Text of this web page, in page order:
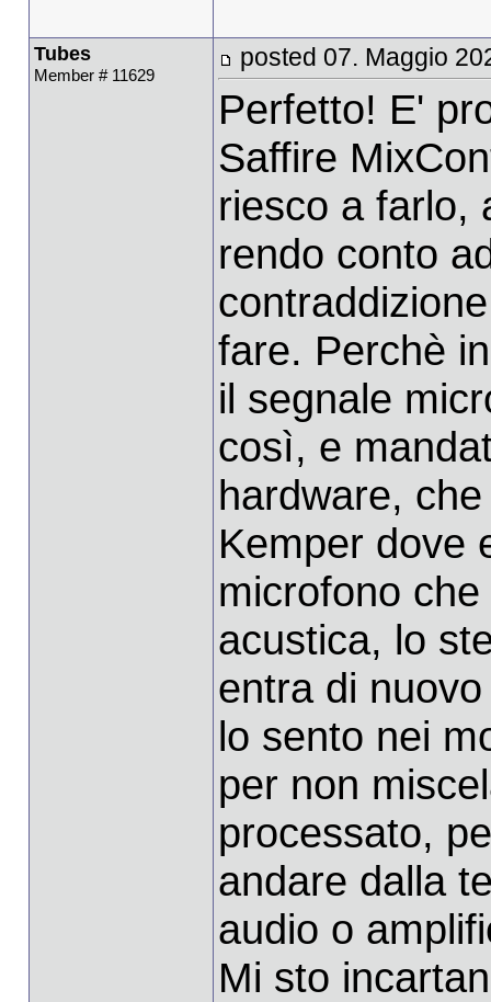
Tubes
Member # 11629
posted 07. Maggio
Perfetto! E'
Saffire
riesco a farlo,
rendo conto
fare. Perchè
il segnale
così, e
hardware,
Kemper dove
microfono
acustica, lo
entra di
lo sento nei
per non
processato,
andare dalla
audio o
Mi sto